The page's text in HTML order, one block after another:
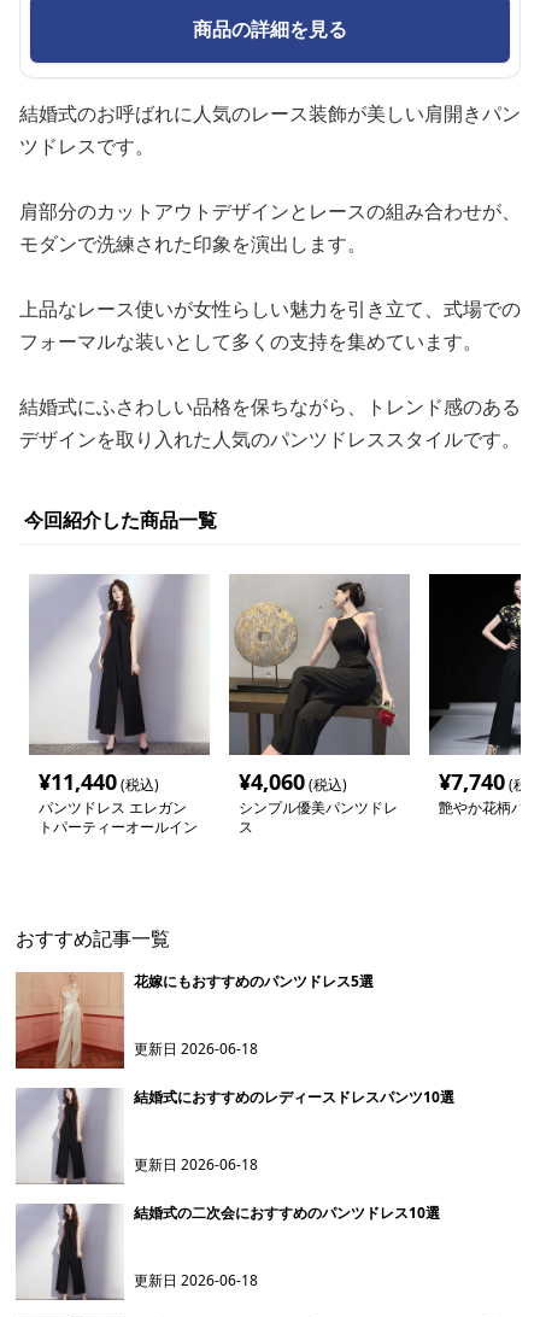
商品の詳細を見る
結婚式のお呼ばれに人気のレース装飾が美しい肩開きパン
ツドレスです。
肩部分のカットアウトデザインとレースの組み合わせが、
モダンで洗練された印象を演出します。
上品なレース使いが女性らしい魅力を引き立て、式場での
フォーマルな装いとして多くの支持を集めています。
結婚式にふさわしい品格を保ちながら、トレンド感のある
デザインを取り入れた人気のパンツドレススタイルです。
今回紹介した商品一覧
¥11,440(税込)
パンツドレス エレガン
トパーティーオールイン
¥4,060(税込)
シンプル優美パンツドレ
ス
¥7,740(税
艶やか花柄パ
おすすめ記事一覧
花嫁にもおすすめのパンツドレス5選
更新日2026-06-18
結婚式におすすめのレディースドレスパンツ10選
更新日2026-06-18
結婚式の二次会におすすめのパンツドレス10選
更新日2026-06-18